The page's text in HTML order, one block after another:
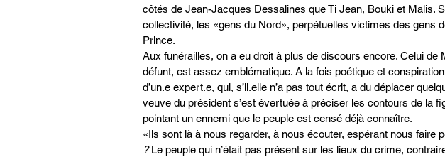
côtés de Jean-Jacques Dessalines que Ti Jean, Bouki et Malis.
collectivité, les «gens du Nord», perpétuelles victimes des gens
Prince.
Aux funérailles, on a eu droit à plus de discours encore. Celui de
défunt, est assez emblématique. A la fois poétique et
d’un.e expert.e, qui, s’il.elle n’a pas tout écrit, a du déplacer
veuve du président s’est évertuée à préciser les contours de la
pointant un ennemi que le peuple est censé déjà connaître.
«Ils sont là à nous regarder, à nous écouter, espérant nous faire
? Le peuple qui n’était pas présent sur les lieux du crime,